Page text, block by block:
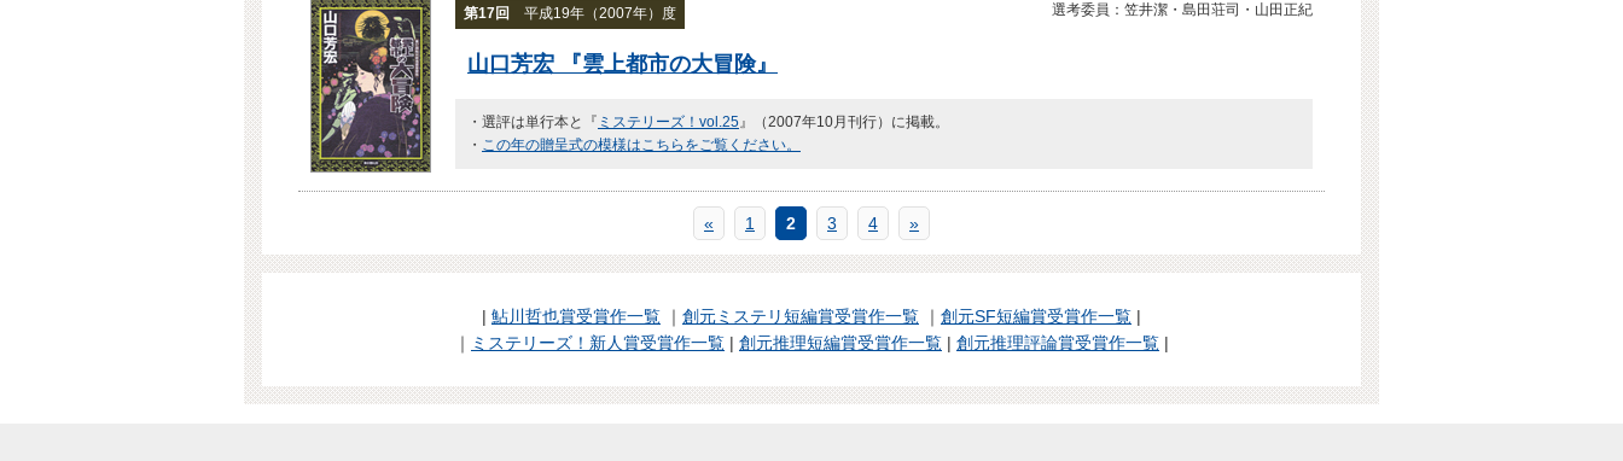
第17回 平成19年（2007年）度 選考委員：笠井潔・島田荘司・山田正紀
山口芳宏 『雲上都市の大冒険』
・選評は単行本と『 ミステリーズ！vol.25』（2007年10月刊行）に掲載。
・ この年の贈呈式の模様はこちらをご覧ください。
« 1 2 3 4 »
| 鮎川哲也賞受賞作一覧 ｜ 創元ミステリ短編賞受賞作一覧 ｜ 創元SF短編賞受賞作一覧 |
｜ ミステリーズ！新人賞受賞作一覧 | 創元推理短編賞受賞作一覧 | 創元推理評論賞受賞作一覧 |